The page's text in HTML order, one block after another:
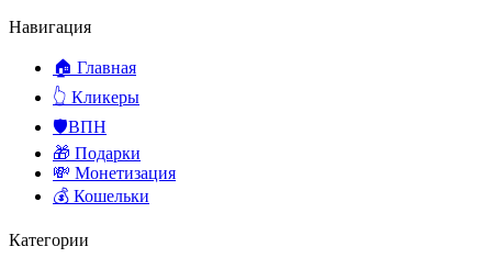
Навигация
🏠 Главная
👆 Кликеры
🛡️ВПН
🎁 Подарки
💸 Монетизация
💰 Кошельки
Категории